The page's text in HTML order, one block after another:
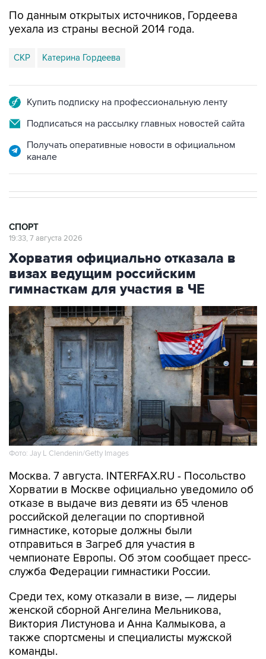
По данным открытых источников, Гордеева
уехала из страны весной 2014 года.
СКР Катерина Гордеева
Купить подписку на профессиональную ленту
Подписаться на рассылку главных новостей сайта
Получать оперативные новости в официальном
канале
СПОРТ
19:33, 7 августа 2026
Хорватия официально отказала в
визах ведущим российским
гимнасткам для участия в ЧЕ
Фото: Jay L Clendenin/Getty Images
Москва. 7 августа. INTERFAX.RU - Посольство
Хорватии в Москве официально уведомило об
отказе в выдаче виз девяти из 65 членов
российской делегации по спортивной
гимнастике, которые должны были
отправиться в Загреб для участия в
чемпионате Европы. Об этом сообщает пресс-
служба Федерации гимнастики России.
Среди тех, кому отказали в визе, — лидеры
женской сборной Ангелина Мельникова,
Виктория Листунова и Анна Калмыкова, а
также спортсмены и специалисты мужской
команды.